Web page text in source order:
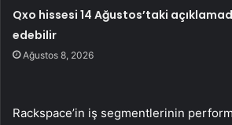
Qxo hissesi 14 Ağustos’taki
edebilir
Ağustos 8, 2026
Rackspace’in iş segmentlerinin